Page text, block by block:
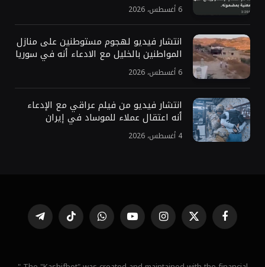
6 أغسطس، 2026
انتشار فيديو لهجوم مستوطنين على منازل
المواطنين بالخليل مع الادعاء أنه في سوريا
6 أغسطس، 2026
انتشار فيديو من فيلم عراقي مع الإدعاء
أنه اعتقال عملاء للموساد في إيران
4 أغسطس، 2026
فيسبوك X
(Twitter)
الانستغراميوتيوب واتساب تيكتوك تيلقرام